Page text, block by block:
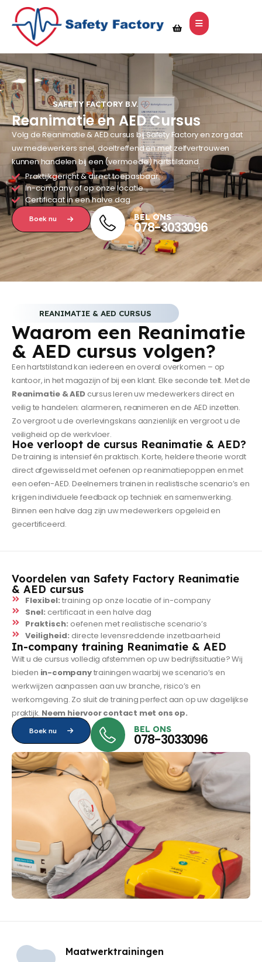
SAFETY FACTORY B.V.
Reanimatie en AED Cursus
Volg de Reanimatie & AED cursus bij Safety Factory en zorg dat
uw medewerkers snel, doeltreffend en met zelfvertrouwen
kunnen handelen bij een (vermoede) hartstilstand.
Praktijkgericht & direct toepasbaar
In-company of op onze locatie
Certificaat in een halve dag
Boek nu BEL ONS
078-3033096
REANIMATIE & AED CURSUS
Waarom een Reanimatie
& AED cursus volgen?
Een hartstilstand kan iedereen en overal overkomen – op
kantoor, in het magazijn of bij een klant. Elke seconde telt. Met de
Reanimatie & AEDcursus leren uw medewerkers direct en
veilig te handelen: alarmeren, reanimeren en de AED inzetten.
Zo vergroot u de overlevingskans aanzienlijk en vergroot u de
veiligheid op de werkvloer.
Hoe verloopt de cursus Reanimatie & AED?
De training is intensief én praktisch. Korte, heldere theorie wordt
direct afgewisseld met oefenen op reanimatiepoppen en met
een oefen-AED. Deelnemers trainen in realistische scenario’s en
krijgen individuele feedback op techniek en samenwerking.
Binnen een halve dag zijn uw medewerkers opgeleid en
gecertificeerd.
Voordelen van Safety Factory Reanimatie
& AED cursus
Flexibel: training op onze locatie of in-company
Snel: certificaat in een halve dag
Praktisch: oefenen met realistische scenario’s
Veiligheid: directe levensreddende inzetbaarheid
In-company training Reanimatie & AED
Wilt u de cursus volledig afstemmen op uw bedrijfssituatie? Wij
bieden in-companytrainingen waarbij we scenario’s en
werkwijzen aanpassen aan uw branche, risico’s en
werkomgeving. Zo sluit de training perfect aan op uw dagelijkse
praktijk. Neem hiervoor contact met ons op.
Boek nu BEL ONS
078-3033096
Maatwerktrainingen